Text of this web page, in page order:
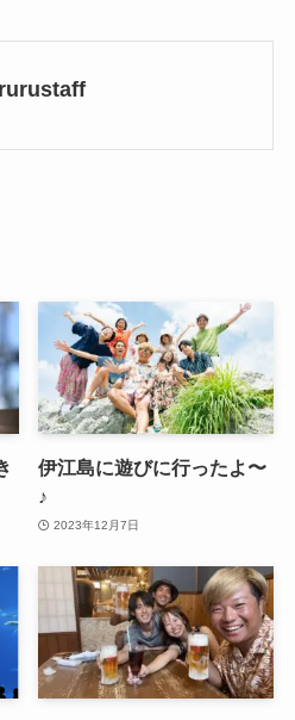
伊江島に遊びに行ったよ〜
♪
2023年12月7日